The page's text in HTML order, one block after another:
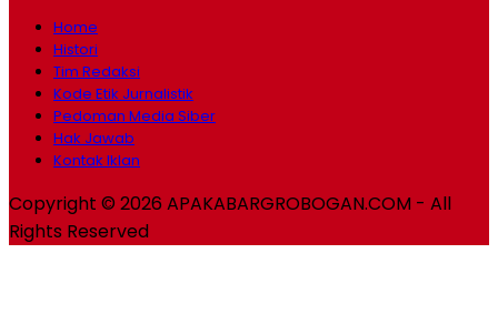
Home
Histori
Tim Redaksi
Kode Etik Jurnalistik
Pedoman Media Siber
Hak Jawab
Kontak Iklan
Copyright © 2026 APAKABARGROBOGAN.COM - All
Rights Reserved